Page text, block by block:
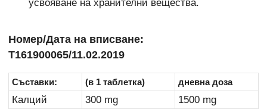
усвояване на хранителни вещества.
Номер/Дата на вписване:
Т161900065/11.02.2019
Съставки: (в 1 таблетка) дневна доза
Калций 300 mg
1500 mg